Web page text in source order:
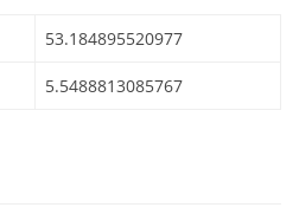
53.184895520977
5.5488813085767